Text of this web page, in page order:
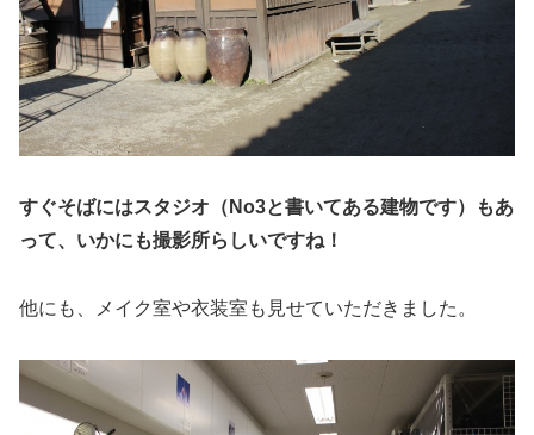
すぐそばにはスタジオ（No3と書いてある建物です）もあ
って、いかにも撮影所らしいですね！
他にも、メイク室や衣装室も見せていただきました。